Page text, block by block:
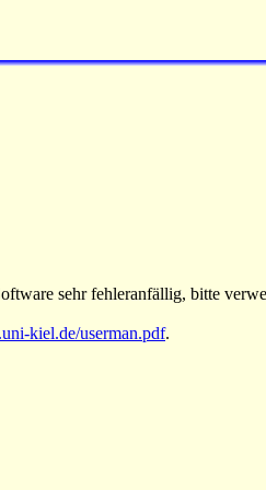
sehr fehleranfällig, bitte
kiel.de/userman.pdf.